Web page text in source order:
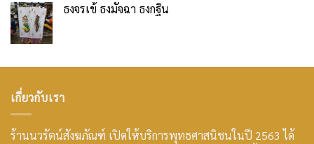
ธงจรเข้ ธงมัจฉา ธงกฐิน
เกี่ยวกับเรา
ร้านนวรัตน์สังฆภัณฑ์ เปิดให้บริการพุทธศาสนิชนในปี 2563 ได้